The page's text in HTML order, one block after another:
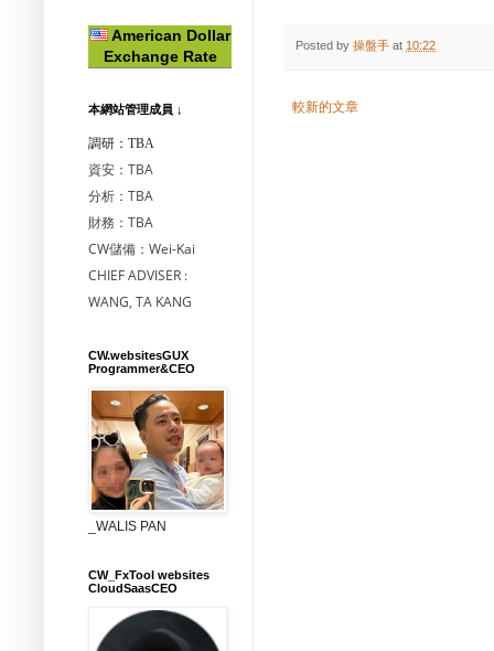
Posted by 操盤手 at 10:22
較新的文章
American Dollar
Exchange Rate
本網站管理成員 ↓
調研：TBA
資安：TBA
分析：TBA
財務：TBA
CW儲備：Wei-Kai
CHIEF ADVISER :
WANG, TA KANG
CW.websitesGUX
Programmer&CEO
_WALIS PAN
CW_FxTool websites
CloudSaasCEO